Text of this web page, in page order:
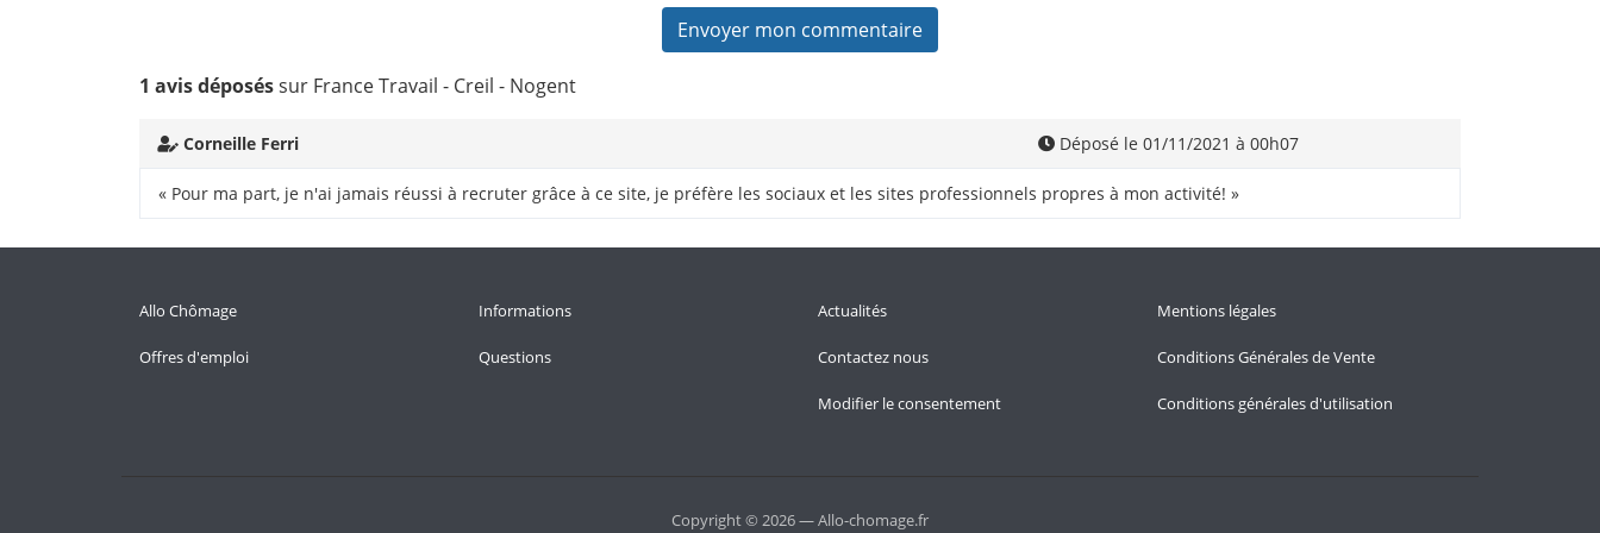
1 avis déposéssur France Travail - Creil - Nogent
Corneille Ferri Déposé le 01/11/2021 à 00h07
« Pour ma part, je n'ai jamais réussi à recruter grâce à ce site, je préfère les sociaux et les sites professionnels propres à mon activité! »
Allo Chômage
Offres d'emploi
Informations
Questions
Actualités
Contactez nous
Modifier le consentement
Mentions légales
Conditions Générales de Vente
Conditions générales d'utilisation
Copyright © 2026 — Allo-chomage.fr